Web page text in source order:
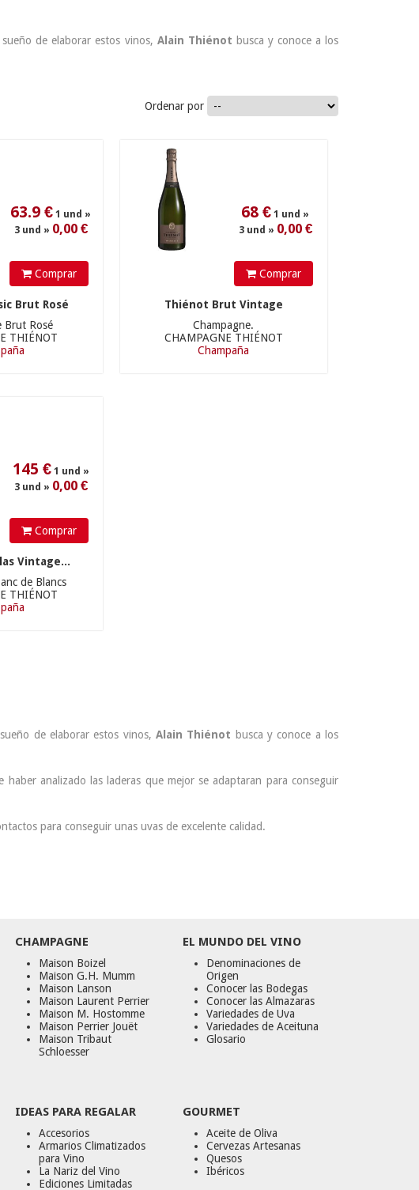
de elaborar estos vinos, Alain Thiénot busca y conoce a los
Ordenar por
Comprar
Brut Rosé
Brut Rosé
THIÉNOT
3 und »
Comprar
Thiénot Brut Vintage
Champagne.
CHAMPAGNE THIÉNOT
Champaña
Comprar
Vintage...
de Blancs
THIÉNOT
de elaborar estos vinos, Alain Thiénot busca y conoce a los
analizado las laderas que mejor se adaptaran para conseguir
para conseguir unas uvas de excelente calidad.
CHAMPAGNE
Maison Boizel
Maison G.H. Mumm
Maison Lanson
Maison Laurent Perrier
Maison M. Hostomme
Maison Perrier Jouët
Maison Tribaut
Schloesser
EL MUNDO DEL VINO
Denominaciones de
Origen
Conocer las Bodegas
Conocer las Almazaras
Variedades de Uva
Variedades de Aceituna
Glosario
IDEAS PARA REGALAR
Accesorios
Armarios Climatizados
para Vino
La Nariz del Vino
Ediciones Limitadas
GOURMET
Aceite de Oliva
Cervezas Artesanas
Quesos
Ibéricos